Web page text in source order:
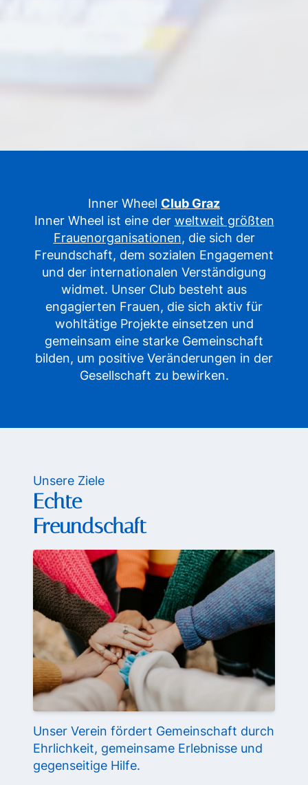
Inner Wheel Club Graz
Inner Wheel ist eine der weltweit größten
Frauenorganisationen, die sich der
Freundschaft, dem sozialen Engagement
und der internationalen Verständigung
widmet. Unser Club besteht aus
engagierten Frauen, die sich aktiv für
wohltätige Projekte einsetzen und
gemeinsam eine starke Gemeinschaft
bilden, um positive Veränderungen in der
Gesellschaft zu bewirken.
Unsere Ziele
Echte
Freundschaft
Unser Verein fördert Gemeinschaft durch
Ehrlichkeit, gemeinsame Erlebnisse und
gegenseitige Hilfe.